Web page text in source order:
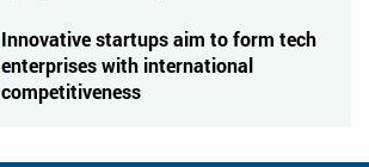
Innovative startups aim to form tech
enterprises with international
competitiveness